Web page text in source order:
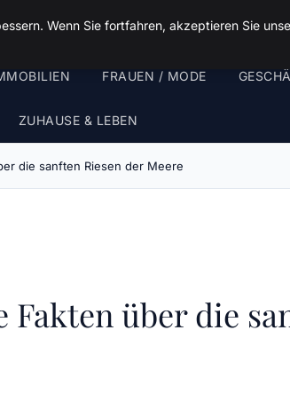
FRAUEN / MODE
ZUHAUSE & LEBEN
die sanften Riesen der Meere
Fakten über die
Wenn Sie fortfahren, akzeptieren Sie